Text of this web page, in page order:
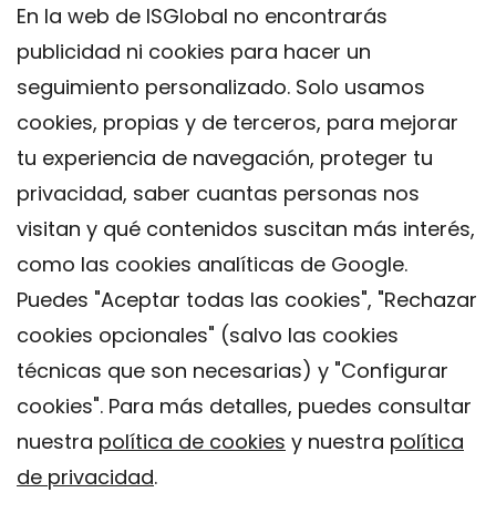
En la web de ISGlobal no encontrarás
publicidad ni cookies para hacer un
seguimiento personalizado. Solo usamos
cookies, propias y de terceros, para mejorar
tu experiencia de navegación, proteger tu
privacidad, saber cuantas personas nos
visitan y qué contenidos suscitan más interés,
como las cookies analíticas de Google.
Puedes "Aceptar todas las cookies", "Rechazar
cookies opcionales" (salvo las cookies
técnicas que son necesarias) y "Configurar
cookies". Para más detalles, puedes consultar
nuestra política de cookies y nuestra política
de privacidad.
Contacto
Política de privacidad
Política de Cookies